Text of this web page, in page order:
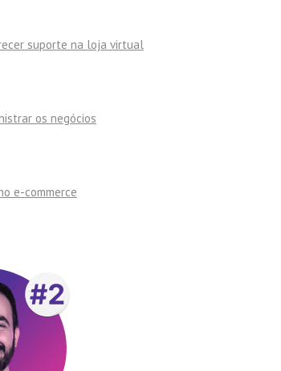
suporte na loja virtual
os negócios
e-commerce